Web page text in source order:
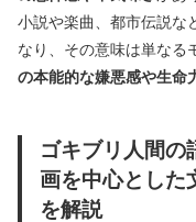
小説や楽曲、都市伝説な
なり、その意味は単なる
の本能的な嫌悪感や生命
ゴキブリ人間の
画を中心とした
を解説